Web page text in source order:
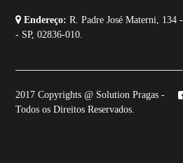
Endereço: R. Padre José Materni, 134
- SP, 02836-010.
2017 Copyrights @ Solution Pragas -
Todos os Direitos Reservados.